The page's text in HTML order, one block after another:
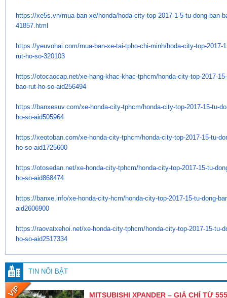
https://xe5s.vn/mua-ban-xe/honda/hoda-city-top-2017-1-5-tu-dong-ban-
41857.html
https://yeuvohai.com/mua-ban-xe-tai-tpho-chi-minh/hoda-city-top-2017-
rut-ho-so-320103
https://otocaocap.net/xe-hang-khac-khac-tphcm/honda-city-top-2017-
bao-rut-ho-so-aid256494
https://banxesuv.com/xe-honda-city-tphcm/honda-city-top-2017-15-tu-
ho-so-aid505964
https://xeotoban.com/xe-honda-city-tphcm/honda-city-top-2017-15-tu-
ho-so-aid1725600
https://otosedan.net/xe-honda-city-tphcm/honda-city-top-2017-15-tu-
ho-so-aid868474
https://banxe.info/xe-honda-city-hcm/honda-city-top-2017-15-tu-dong-
aid2606900
https://raovatxehoi.net/xe-honda-city-tphcm/honda-city-top-2017-15-tu-
ho-so-aid2517334
TIN NỔI BẬT
MITSUBISHI XPANDER – GIÁ CHỈ TỪ